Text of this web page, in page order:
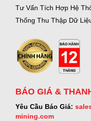
Tư Vấn Tích Hợp Hệ
Thống Thu Thập Dữ
BÁO GIÁ &
Yêu Cầu Báo Giá:
mining.com